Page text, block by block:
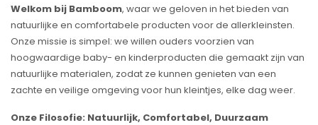
Welkom bij Bamboom, waar we geloven in het bieden van
natuurlijke en comfortabele producten voor de allerkleinsten.
Onze missie is simpel: we willen ouders voorzien van
hoogwaardige baby- en kinderproducten die gemaakt zijn van
natuurlijke materialen, zodat ze kunnen genieten van een
zachte en veilige omgeving voor hun kleintjes, elke dag weer.
Onze Filosofie: Natuurlijk, Comfortabel, Duurzaam